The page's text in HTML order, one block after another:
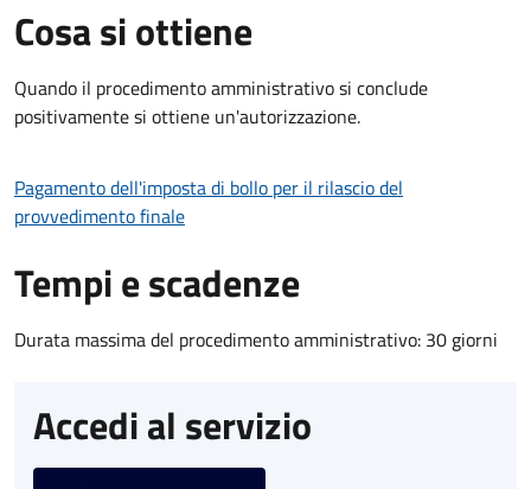
Cosa si ottiene
Quando il procedimento amministrativo si conclude
positivamente si ottiene un'autorizzazione.
Pagamento dell'imposta di bollo per il rilascio del
provvedimento finale
Tempi e scadenze
Durata massima del procedimento amministrativo: 30 giorni
Accedi al servizio